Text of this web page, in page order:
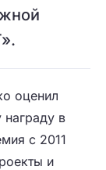
оценил
в
с 2011
и